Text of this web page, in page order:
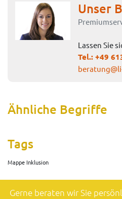
Unser
Lassen Sie
Tel.:+49
Ähnliche Begriffe
Tags
Mappe Inklusion
Gerne beraten wir Sie